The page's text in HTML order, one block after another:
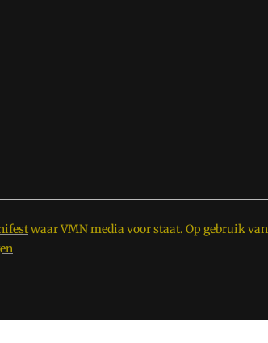
waar VMN media voor staat. Op gebruik